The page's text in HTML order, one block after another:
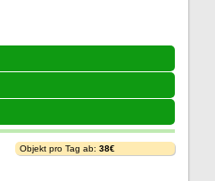
Objekt pro Tag ab: 38€